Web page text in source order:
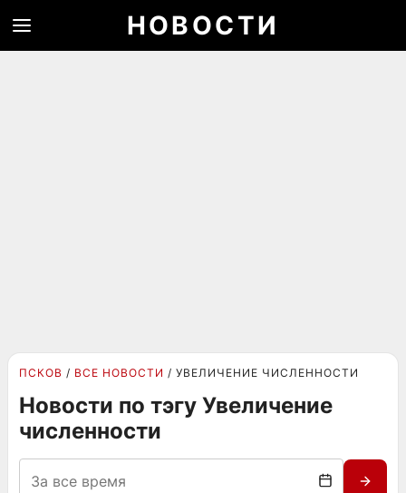
НОВОСТИ
ПСКОВ ВСЕ НОВОСТИ УВЕЛИЧЕНИЕ ЧИСЛЕННОСТИ
Новости по тэгу Увеличение
численности